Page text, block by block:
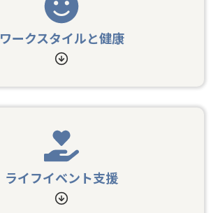
ワークスタイルと健康
ライフイベント支援